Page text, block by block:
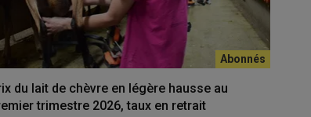
humaine ainsi que la mobilité des personnes
du lait de chèvre en légère hausse au
trimestre 2026, taux en retrait